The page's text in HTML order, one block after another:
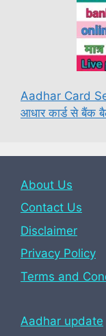
Aadhar Card
आधार कार्ड से बैंक
About Us
Contact Us
Disclaimer
Privacy Policy
Terms and
Aadhar update